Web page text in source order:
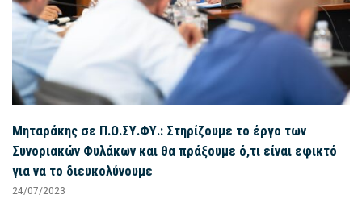
Μηταράκης σε Π.Ο.ΣΥ.ΦΥ.: Στηρίζουμε το έργο των
Συνοριακών Φυλάκων και θα πράξουμε ό,τι είναι εφικτό
για να το διευκολύνουμε
24/07/2023